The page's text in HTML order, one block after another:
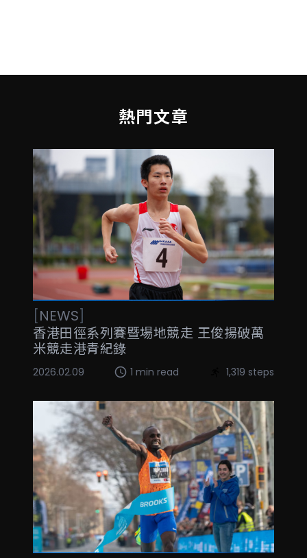
熱門文章
[NEWS]
香港田徑系列賽暨場地競走 王俊揚破萬
米競走港青紀錄
2026.02.09 1 min read 1,319 steps